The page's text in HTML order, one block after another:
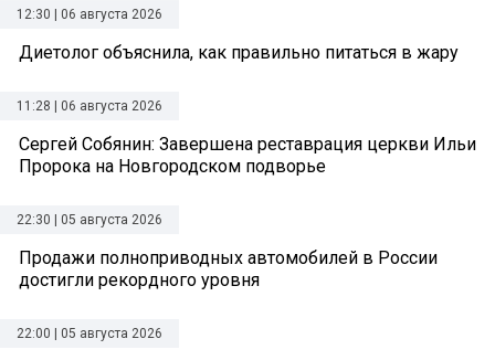
12:30 | 06 августа 2026
Диетолог объяснила, как правильно питаться в жару
11:28 | 06 августа 2026
Сергей Собянин: Завершена реставрация церкви Ильи
Пророка на Новгородском подворье
22:30 | 05 августа 2026
Продажи полноприводных автомобилей в России
достигли рекордного уровня
22:00 | 05 августа 2026